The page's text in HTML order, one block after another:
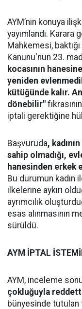
AYM’nin konuya
yayımlandı.
Mahkemesi,
Kanunu'nun 23.
kocasının
yeniden
kütüğünde kalır.
dönebilir"
iptali gerektiğine
Başvuruda,
sahip olmadığı,
hanesinden erkek
Bu durumun kadın
ilkelerine aykırı
ayrımcılık
esas alınmasının
sürüldü.
AYM İPTAL
AYM, inceleme
çokluğuyla
bünyesinde tutulan